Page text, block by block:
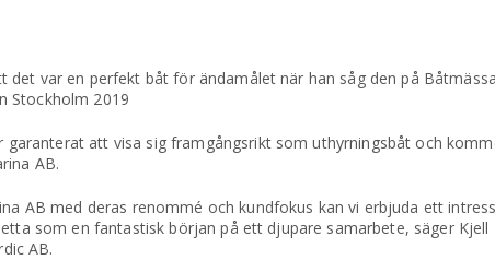
det var en perfekt båt för ändamålet när han såg den på
Stockholm 2019
att visa sig framgångsrikt som uthyrningsbåt och
AB.
AB med deras renommé och kundfokus kan vi erbjuda ett
som en fantastisk början på ett djupare samarbete, säger
AB.